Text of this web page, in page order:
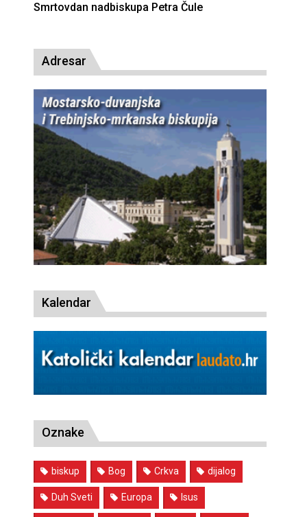
Deseta obljetnica poništenja komunističke
Adresar
Kalendar
Oznake
biskup Bog Crkva dijalog
Duh Sveti Europa Isus